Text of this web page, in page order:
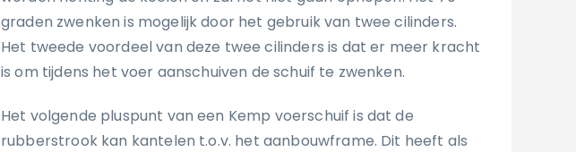
graden zwenken is mogelijk door het gebruik van twee cilinders.
Het tweede voordeel van deze twee cilinders is dat er meer kracht
is om tijdens het voer aanschuiven de schuif te zwenken.
Het volgende pluspunt van een Kemp voerschuif is dat de
rubberstrook kan kantelen t.o.v. het aanbouwframe. Dit heeft als